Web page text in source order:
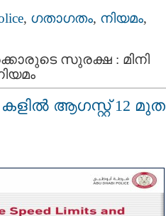
, ഗതാഗതം, നിയമം,
സുരക്ഷ : മിനി
ആഗസ്റ്റ് 12